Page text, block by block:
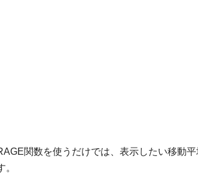
関数を使うだけでは、表示したい移動